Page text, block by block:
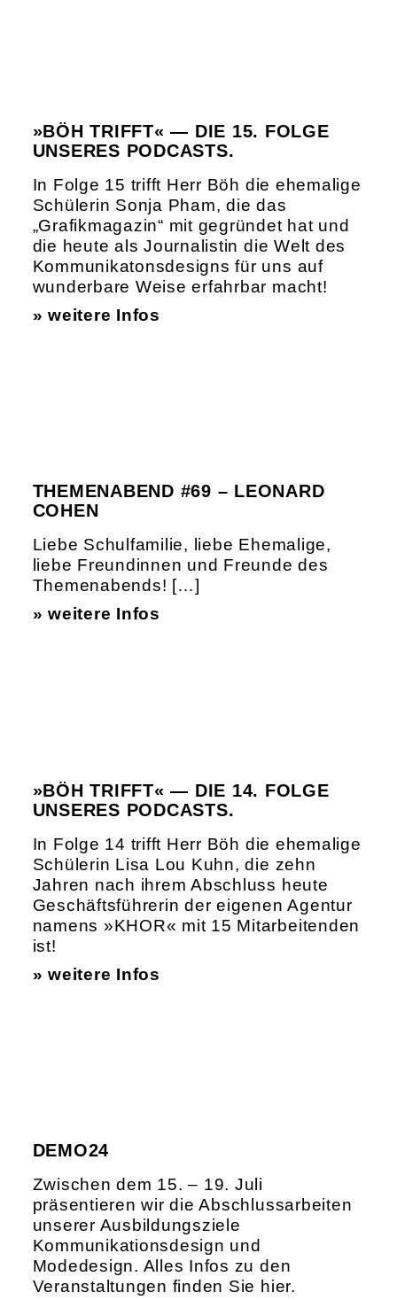
»BÖH TRIFFT« — DIE 15. FOLGE
UNSERES PODCASTS.
In Folge 15 trifft Herr Böh die ehemalige
Schülerin Sonja Pham, die das
„Grafikmagazin“ mit gegründet hat und
die heute als Journalistin die Welt des
Kommunikatonsdesigns für uns auf
wunderbare Weise erfahrbar macht!
» weitere Infos
THEMENABEND #69 – LEONARD
COHEN
Liebe Schulfamilie, liebe Ehemalige,
liebe Freundinnen und Freunde des
Themenabends! […]
» weitere Infos
»BÖH TRIFFT« — DIE 14. FOLGE
UNSERES PODCASTS.
In Folge 14 trifft Herr Böh die ehemalige
Schülerin Lisa Lou Kuhn, die zehn
Jahren nach ihrem Abschluss heute
Geschäftsführerin der eigenen Agentur
namens »KHOR« mit 15 Mitarbeitenden
ist!
» weitere Infos
DEMO24
Zwischen dem 15. – 19. Juli
präsentieren wir die Abschlussarbeiten
unserer Ausbildungsziele
Kommunikationsdesign und
Modedesign. Alles Infos zu den
Veranstaltungen finden Sie hier.